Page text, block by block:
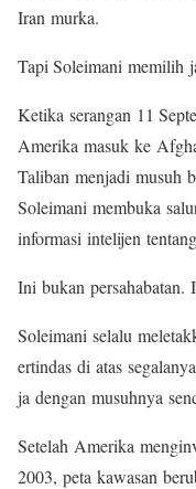
Iran murka.
Tapi Soleimani memilih
Ketika serangan 11
Amerika masuk ke
Taliban menjadi musuh
Soleimani membuka
informasi intelijen
Ini bukan persahabatan.
Soleimani selalu
ertindas di atas
ja dengan musuhnya
Setelah Amerika
2003, peta kawasan